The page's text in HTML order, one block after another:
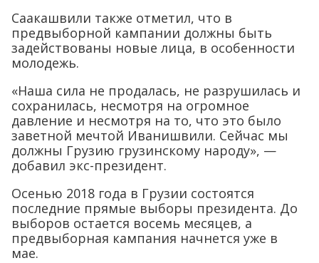
Саакашвили также отметил, что в
предвыборной кампании должны быть
задействованы новые лица, в особенности
молодежь.
«Наша сила не продалась, не разрушилась и
сохранилась, несмотря на огромное
давление и несмотря на то, что это было
заветной мечтой Иванишвили. Сейчас мы
должны Грузию грузинскому народу», —
добавил экс-президент.
Осенью 2018 года в Грузии состоятся
последние прямые выборы президента. До
выборов остается восемь месяцев, а
предвыборная кампания начнется уже в
мае.